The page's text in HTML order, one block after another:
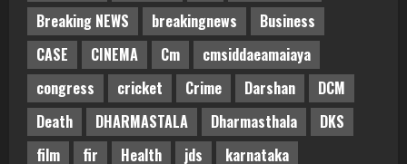
Breaking NEWS
breakingnews
Business
CASE
CINEMA Cm
cmsiddaeamaiaya
congress
cricket Crime Darshan
DCM
Death
DHARMASTALA Dharmasthala
DKS
film
fir Health jds
karnataka